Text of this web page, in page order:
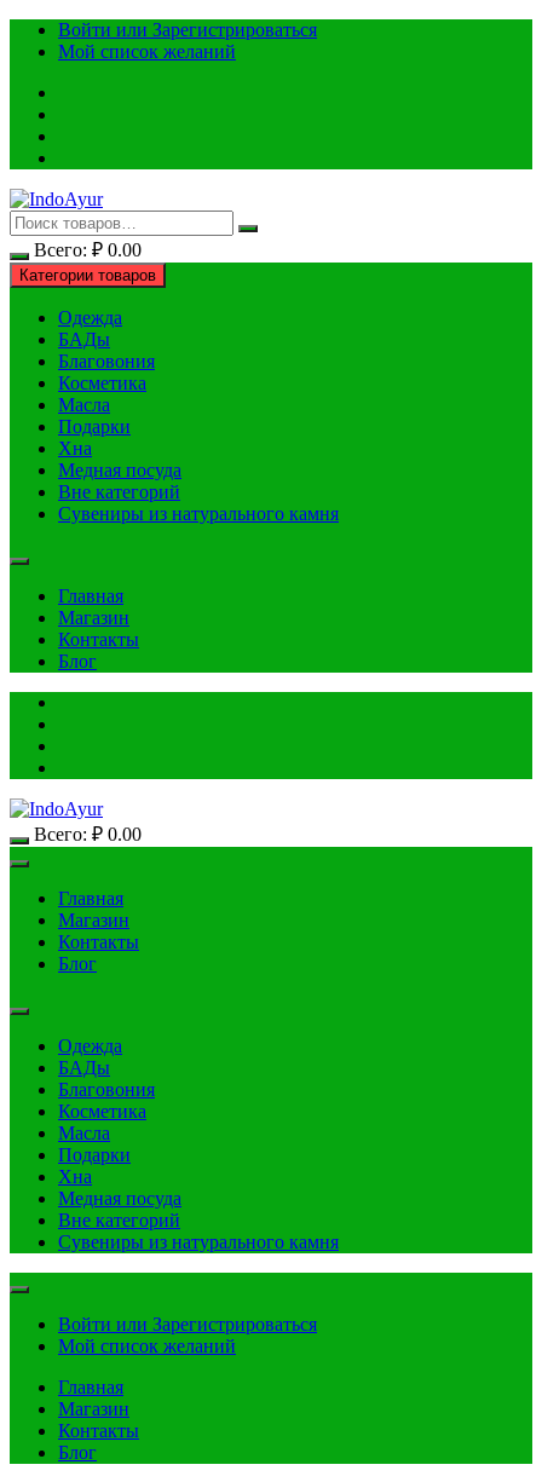
ПерейтиВойти или Зарегистрироваться
Мой список желаний
Всего: ₽ 0.00
Категории товаров
Одежда
БАДы
Благовония
Косметика
Масла
Подарки
Хна
Медная посуда
Вне категорий
Сувениры из натурального камня
Главная
Магазин
Контакты
Блог
Всего: ₽ 0.00
Главная
Магазин
Контакты
Блог
Одежда
БАДы
Благовония
Косметика
Масла
Подарки
Хна
Медная посуда
Вне категорий
Сувениры из натурального камня
Войти или Зарегистрироваться
Мой список желаний
Главная
Магазин
Контакты
Блог